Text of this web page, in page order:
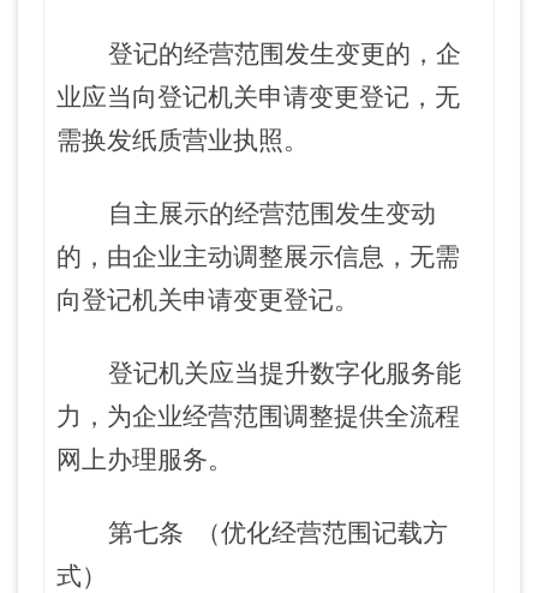
登记的经营范围发生变更的，企
业应当向登记机关申请变更登记，无
需换发纸质营业执照。
自主展示的经营范围发生变动
的，由企业主动调整展示信息，无需
向登记机关申请变更登记。
登记机关应当提升数字化服务能
力，为企业经营范围调整提供全流程
网上办理服务。
第七条
（优化经营范围记载方
式）